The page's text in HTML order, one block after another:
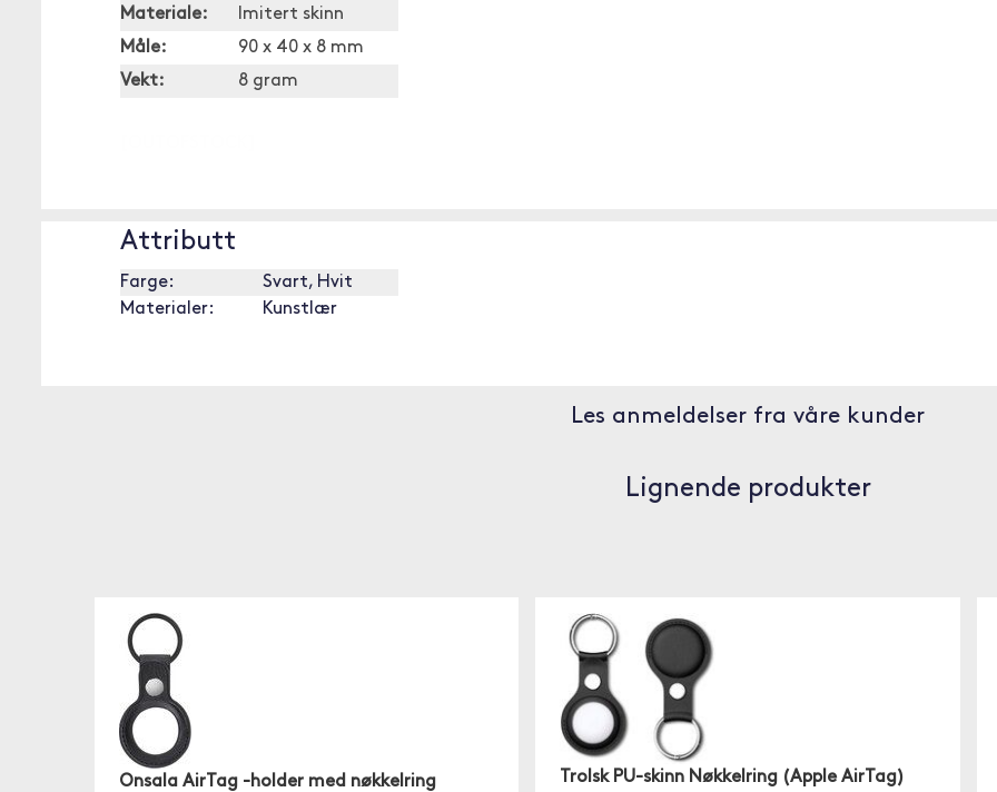
Materiale:
Imitert skinn
Måle:
90 x 40 x 8 mm
Vekt:
8 gram
Attributt
Farge:
Svart, Hvit
Materialer:
Kunstlær
Les anmeldelser fra våre kunder
Lignende produkter
Onsala AirTag -holder med nøkkelring Trolsk PU-skinn Nøkkelring (Apple AirTag)